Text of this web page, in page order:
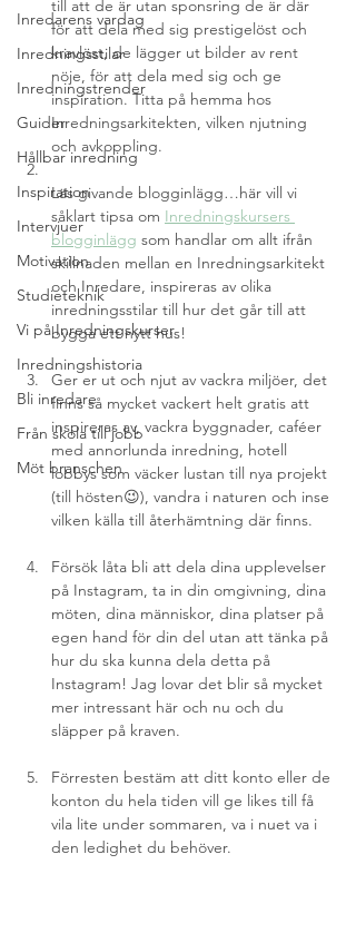
Inredarens vardag
Inredningsstilar
Inredningstrender
Guider
Hållbar inredning
Inspiration
Intervjuer
Motivation
Studieteknik
Vi på Inredningskurser
Inredningshistoria
Bli inredare
Från skola till jobb
Möt branschen
till att de är utan sponsring de är där
för att dela med sig prestigelöst och
kravlöst, de lägger ut bilder av rent
nöje, för att dela med sig och ge
inspiration. Titta på hemma hos
Inredningsarkitekten, vilken njutning
och avkoppling.
Läs givande blogginlägg…här vill vi
såklart tipsa om Inredningskursers
blogginlägg som handlar om allt ifrån
skillnaden mellan en Inredningsarkitekt
och Inredare, inspireras av olika
inredningsstilar till hur det går till att
bygga ett nytt hus!
Ger er ut och njut av vackra miljöer, det
finns så mycket vackert helt gratis att
inspireras av, vackra byggnader, caféer
med annorlunda inredning, hotell
lobbys som väcker lustan till nya projekt
(till hösten😉), vandra i naturen och inse
vilken källa till återhämtning där finns.
Försök låta bli att dela dina upplevelser
på Instagram, ta in din omgivning, dina
möten, dina människor, dina platser på
egen hand för din del utan att tänka på
hur du ska kunna dela detta på
Instagram! Jag lovar det blir så mycket
mer intressant här och nu och du
släpper på kraven.
Förresten bestäm att ditt konto eller de
konton du hela tiden vill ge likes till få
vila lite under sommaren, va i nuet va i
den ledighet du behöver.